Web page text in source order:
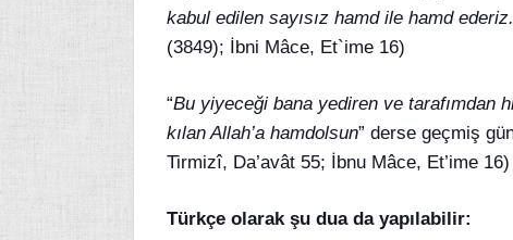
kabul edilen sayısız hamd ile hamd
(3849); İbni Mâce, Et`ime 16)
“Bu yiyeceği bana yediren ve tarafımdan
kılan Allah’a hamdolsun” derse geçmiş
Tirmizî, Da’avât 55; İbnu Mâce, Et’ime 16)
Türkçe olarak şu dua da yapılabilir: